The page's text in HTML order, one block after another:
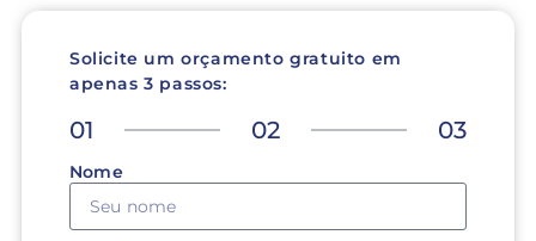
Solicite um orçamento gratuito em
apenas 3 passos:
01 02 03
Nome